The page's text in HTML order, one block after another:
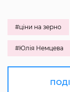
#ціни на зерно
#Юлія Немцева